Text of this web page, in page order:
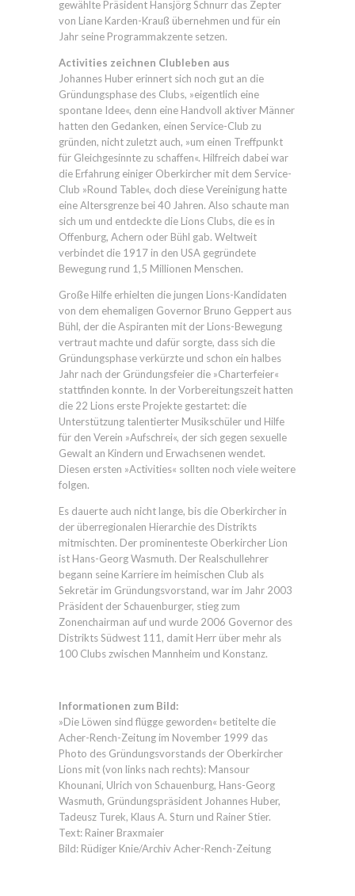
gewählte Präsident Hansjörg Schnurr das Zepter
von Liane Karden-Krauß übernehmen und für ein
Jahr seine Programmakzente setzen.
Activities zeichnen Clubleben aus
Johannes Huber erinnert sich noch gut an die
Gründungsphase des Clubs, »eigentlich eine
spontane Idee«, denn eine Handvoll aktiver Männer
hatten den Gedanken, einen Service-Club zu
gründen, nicht zuletzt auch, »um einen Treffpunkt
für Gleichgesinnte zu schaffen«. Hilfreich dabei war
die Erfahrung einiger Oberkircher mit dem Service-
Club »Round Table«, doch diese Vereinigung hatte
eine Altersgrenze bei 40 Jahren. Also schaute man
sich um und entdeckte die Lions Clubs, die es in
Offenburg, Achern oder Bühl gab. Weltweit
verbindet die 1917 in den USA gegründete
Bewegung rund 1,5 Millionen Menschen.
Große Hilfe erhielten die jungen Lions-Kandidaten
von dem ehemaligen Governor Bruno Geppert aus
Bühl, der die Aspiranten mit der Lions-Bewegung
vertraut machte und dafür sorgte, dass sich die
Gründungsphase verkürzte und schon ein halbes
Jahr nach der Gründungsfeier die »Charterfeier«
stattfinden konnte. In der Vorbereitungszeit hatten
die 22 Lions erste Projekte gestartet: die
Unterstützung talentierter Musikschüler und Hilfe
für den Verein »Aufschrei«, der sich gegen sexuelle
Gewalt an Kindern und Erwachsenen wendet.
Diesen ersten »Activities« sollten noch viele weitere
folgen.
Es dauerte auch nicht lange, bis die Oberkircher in
der überregionalen Hierarchie des Distrikts
mitmischten. Der prominenteste Oberkircher Lion
ist Hans-Georg Wasmuth. Der Realschullehrer
begann seine Karriere im heimischen Club als
Sekretär im Gründungsvorstand, war im Jahr 2003
Präsident der Schauenburger, stieg zum
Zonenchairman auf und wurde 2006 Governor des
Distrikts Südwest 111, damit Herr über mehr als
100 Clubs zwischen Mannheim und Konstanz.
Informationen zum Bild:
»Die Löwen sind flügge geworden« betitelte die
Acher-Rench-Zeitung im November 1999 das
Photo des Gründungsvorstands der Oberkircher
Lions mit (von links nach rechts): Mansour
Khounani, Ulrich von Schauenburg, Hans-Georg
Wasmuth, Gründungspräsident Johannes Huber,
Tadeusz Turek, Klaus A. Sturn und Rainer Stier.
Text: Rainer Braxmaier
Bild: Rüdiger Knie/Archiv Acher-Rench-Zeitung